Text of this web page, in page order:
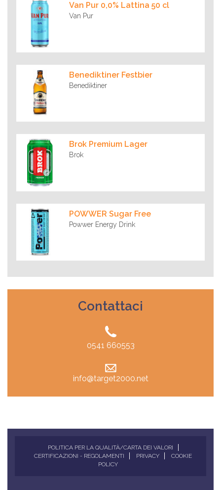
Van Pur 0,0% Lattina 50 cl
Van Pur
Benediktiner Festbier
Benediktiner
Brok Premium Lager
Brok
POWWER Sugar Free
Powwer Energy Drink
Contattaci
0541 660553
info@target2000.net
POLITICA PER LA QUALITÀ/CARTA DEI VALORI
CERTIFICAZIONI - REGOLAMENTI
PRIVACY
COOKIE
POLICY